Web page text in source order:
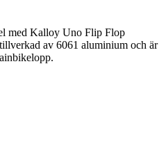
med Kalloy Uno Flip Flop
av 6061 aluminium och är